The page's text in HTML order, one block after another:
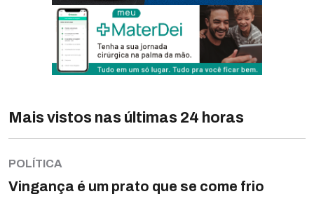
Mais vistos nas últimas 24 horas
POLÍTICA
Vingança é um prato que se come frio